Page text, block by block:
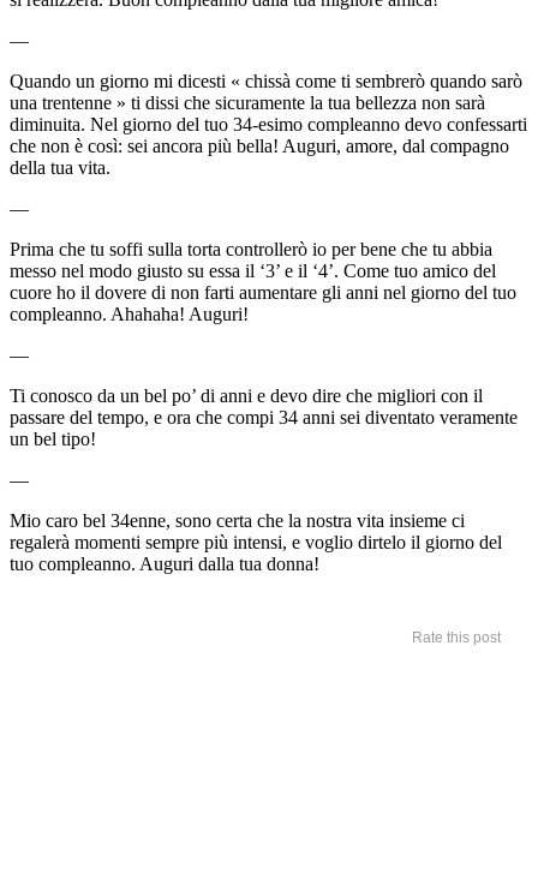
—
Quando un giorno mi dicesti « chissà come ti sembrerò quando sarò
una trentenne » ti dissi che sicuramente la tua bellezza non sarà
diminuita. Nel giorno del tuo 34-esimo compleanno devo confessarti
che non è così: sei ancora più bella! Auguri, amore, dal compagno
della tua vita.
—
Prima che tu soffi sulla torta controllerò io per bene che tu abbia
messo nel modo giusto su essa il ‘3’ e il ‘4’. Come tuo amico del
cuore ho il dovere di non farti aumentare gli anni nel giorno del tuo
compleanno. Ahahaha! Auguri!
—
Ti conosco da un bel po’ di anni e devo dire che migliori con il
passare del tempo, e ora che compi 34 anni sei diventato veramente
un bel tipo!
—
Mio caro bel 34enne, sono certa che la nostra vita insieme ci
regalerà momenti sempre più intensi, e voglio dirtelo il giorno del
tuo compleanno. Auguri dalla tua donna!
Rate this post